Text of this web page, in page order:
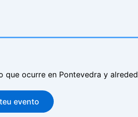
que ocurre en Pontevedra y
evento